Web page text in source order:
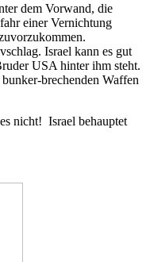
dem Vorwand, die
einer Vernichtung
Israel kann es gut
USA hinter ihm steht.
brechenden Waffen
nicht! Israel behauptet